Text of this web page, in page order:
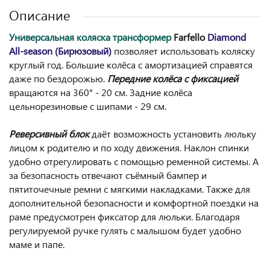
Описание
Универсальная коляска трансформерFarfelloDiamond
All-season (Бирюзовый) позволяет использовать коляску
круглый год. Большие колёса с амортизацией справятся
даже по бездорожью. Передние колёса с фиксацией
вращаются на 360° - 20 см. Задние колёса
цельнорезиновые с шипами - 29 см.
Реверсивный блокдаёт возможность установить люльку
лицом к родителю и по ходу движения. Наклон спинки
удобно отрегулировать с помощью ременной системы. А
за безопасность отвечают съёмный бампер и
пятиточечные ремни с мягкими накладками. Также для
дополнительной безопасности и комфортной поездки на
раме предусмотрен фиксатор для люльки. Благодаря
регулируемой ручке гулять с малышом будет удобно
маме и папе.